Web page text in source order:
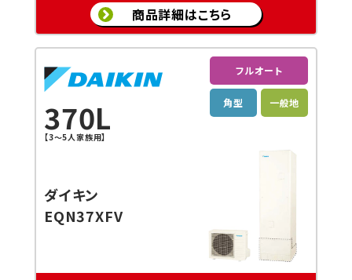
商品詳細はこちら
370L
【3〜5人家族用】
フルオート
角型 一般地
ダイキン
EQN37XFV